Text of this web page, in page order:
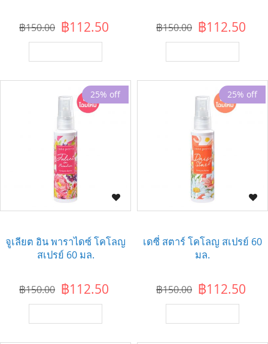
฿112.50
฿150.00 ฿112.50
฿150.00
25% off
จูเลียต อิน พาราไดซ์ โคโลญ
สเปรย์ 60 มล.
฿112.50
฿150.00
25% off
เดซี่ สตาร์ โคโลญ สเปรย์ 60
มล.
฿112.50
฿150.00